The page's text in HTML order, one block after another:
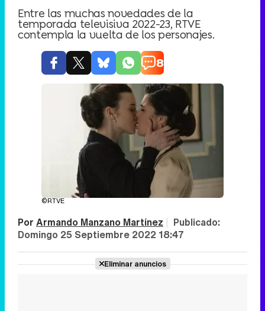
Entre las muchas novedades de la
temporada televisiva 2022-23, RTVE
contempla la vuelta de los personajes.
8
©RTVE
Por Armando Manzano Martínez | Publicado:
Domingo 25 Septiembre 2022 18:47
Eliminar anuncios